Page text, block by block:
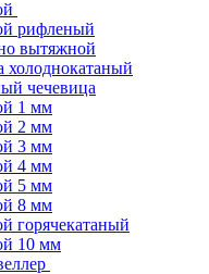
рифленый
вытяжной
холоднокатаный
чечевица
1 мм
2 мм
3 мм
4 мм
5 мм
8 мм
горячекатаный
10 мм